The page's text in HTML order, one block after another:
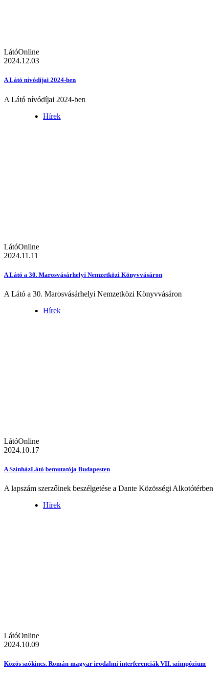
LátóOnline
2024.12.03
A Látó nívódíjai 2024-ben
A Látó nívódíjai 2024-ben
Hírek
LátóOnline
2024.11.11
A Látó a 30. Marosvásárhelyi Nemzetközi Könyvvásáron
A Látó a 30. Marosvásárhelyi Nemzetközi Könyvvásáron
Hírek
LátóOnline
2024.10.17
A SzínházLátó bemutatója Budapesten
A lapszám szerzőinek beszélgetése a Dante Közösségi Alkotótérben
Hírek
LátóOnline
2024.10.09
Közös szókincs. Román-magyar irodalmi interferenciák VII. szimpózium